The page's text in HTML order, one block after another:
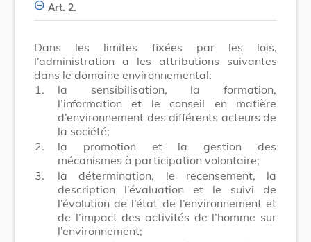
Art. 2.
Dans les limites fixées par les lois,
l’administration a les attributions suivantes
dans le domaine environnemental:
1.
la sensibilisation, la formation,
l’information et le conseil en matière
d’environnement des différents acteurs de
la société;
2.
la promotion et la gestion des
mécanismes à participation volontaire;
3.
la détermination, le recensement, la
description l’évaluation et le suivi de
l’évolution de l’état de l’environnement et
de l’impact des activités de l’homme sur
l’environnement;